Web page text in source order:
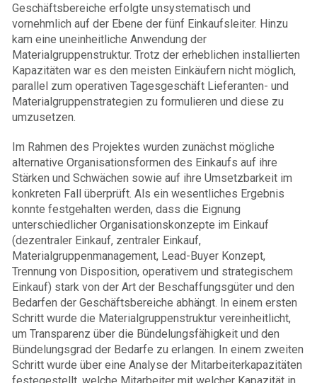
Geschäftsbereiche erfolgte unsystematisch und
vornehmlich auf der Ebene der fünf Einkaufsleiter. Hinzu
kam eine uneinheitliche Anwendung der
Materialgruppenstruktur. Trotz der erheblichen installierten
Kapazitäten war es den meisten Einkäufern nicht möglich,
parallel zum operativen Tagesgeschäft Lieferanten- und
Materialgruppenstrategien zu formulieren und diese zu
umzusetzen.
Im Rahmen des Projektes wurden zunächst mögliche
alternative Organisationsformen des Einkaufs auf ihre
Stärken und Schwächen sowie auf ihre Umsetzbarkeit im
konkreten Fall überprüft. Als ein wesentliches Ergebnis
konnte festgehalten werden, dass die Eignung
unterschiedlicher Organisationskonzepte im Einkauf
(dezentraler Einkauf, zentraler Einkauf,
Materialgruppenmanagement, Lead-Buyer Konzept,
Trennung von Disposition, operativem und strategischem
Einkauf) stark von der Art der Beschaffungsgüter und den
Bedarfen der Geschäftsbereiche abhängt. In einem ersten
Schritt wurde die Materialgruppenstruktur vereinheitlicht,
um Transparenz über die Bündelungsfähigkeit und den
Bündelungsgrad der Bedarfe zu erlangen. In einem zweiten
Schritt wurde über eine Analyse der Mitarbeiterkapazitäten